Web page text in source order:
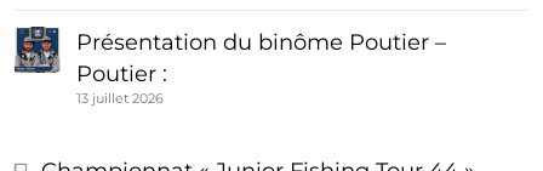
Présentation du binôme Poutier –
Poutier :
13 juillet 2026